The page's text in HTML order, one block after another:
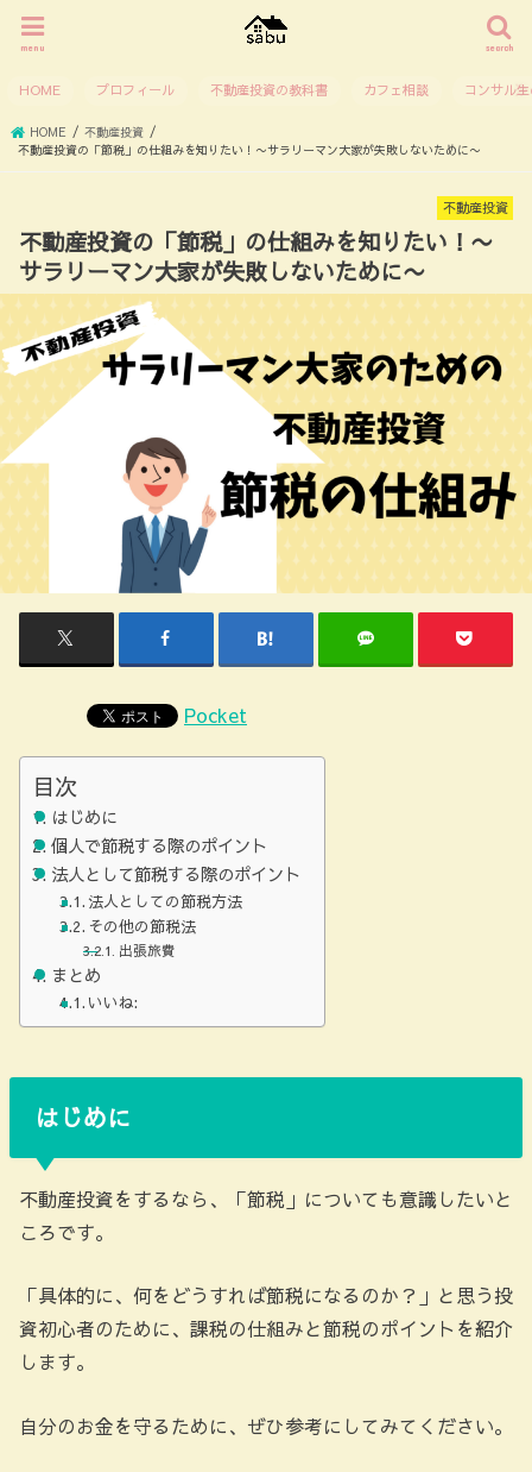
search
menu
HOME プロフィール 不動産投資の教科書 カフェ相談 コンサル
HOME
不動産投資
不動産投資の「節税」の仕組みを知りたい！〜サラリーマン大家が失敗しないために〜
不動産投資
不動産投資の「節税」の仕組みを知りたい！〜
サラリーマン大家が失敗しないために〜
Pocket
目次
はじめに
個人で節税する際のポイント
法人として節税する際のポイント
法人としての節税方法
その他の節税法
出張旅費
まとめ
いいね:
はじめに
不動産投資をするなら、「節税」についても意識したいと
ころです。
「具体的に、何をどうすれば節税になるのか？」と思う投
資初心者のために、課税の仕組みと節税のポイントを紹介
します。
自分のお金を守るために、ぜひ参考にしてみてください。